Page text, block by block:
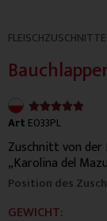

Art E033PL
Zuschnitt von der
„Karolina del
Position des
GEWICHT: